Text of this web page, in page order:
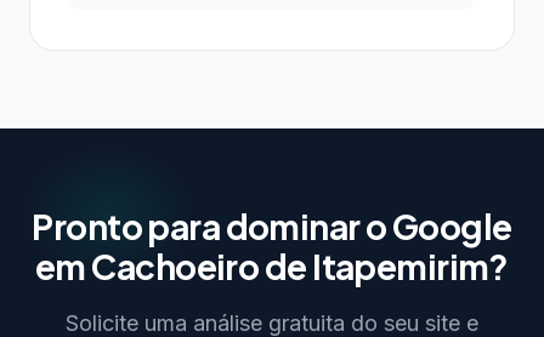
Pronto para dominar o Google
em Cachoeiro de Itapemirim?
Solicite uma análise gratuita do seu site e